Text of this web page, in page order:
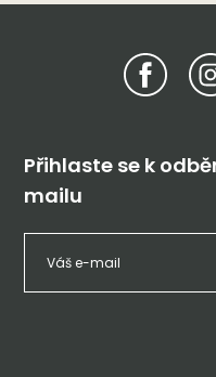
Přihlaste se k
mailu